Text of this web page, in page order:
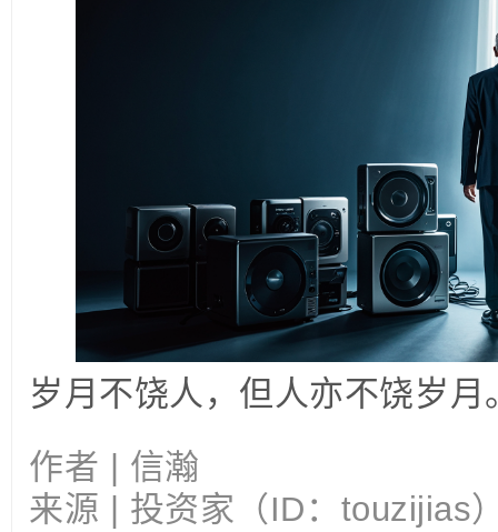
岁月不饶人，但人亦不饶岁月
作者 | 信瀚
来源 | 投资家（ID：touzijias